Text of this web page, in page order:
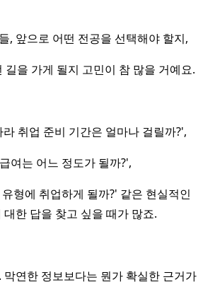
, 앞으로 어떤 전공을 선택해야 할지,
길을 가게 될지 고민이 참 많을 거예요.
취업 준비 기간은 얼마나 걸릴까?',
여는 어느 정도가 될까?',
형에 취업하게 될까?' 같은 현실적인
대한 답을 찾고 싶을 때가 많죠.
막연한 정보보다는 뭔가 확실한 근거가